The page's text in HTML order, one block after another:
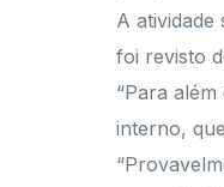
A
foi revisto
“Para
interno,